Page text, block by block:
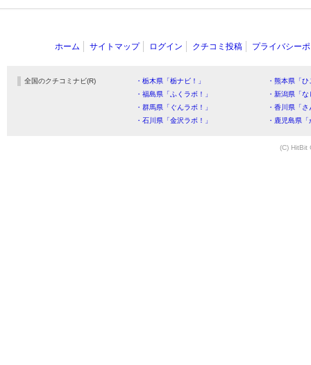
ホーム サイトマップ ログイン クチコミ投稿 プライバシー
全国のクチコミナビ(R) ・栃木県「栃ナビ！」
・熊本県「
・福島県「ふくラボ！」
・新潟県「
・群馬県「ぐんラボ！」
・香川県「
・石川県「金沢ラボ！」
・鹿児島県
(C) HitBit